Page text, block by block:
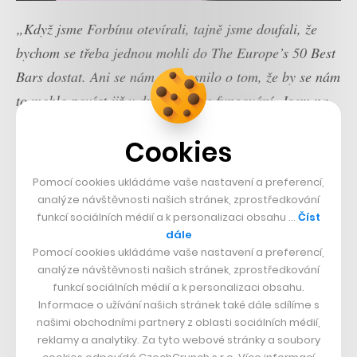
„Když jsme Forbínu otevírali, tajně jsme doufali, že
bychom se třeba jednou mohli do The Europe’s 50 Best
Bars dostat. Ani se nám ale nesnilo o tom, že by se nám
to mohlo povést již v druhém roce fungování. Jsem na
říká spolumajitel Forbíny
Oba podniky jsou v rámci Prahy dlouhodobě
Bartenders‘ Choice Awards.
Bratislavský Mirror Bar, za jehož úspěchem jsou
barmanští matadoři Stanislav Harciník a Peter Martina a
který se loniumístil i v originálním seznamu World’s
50 Best Bars(z českých podniků se do tohoto seznamu
dostal naposledy Hemingway Bar v roce 2014), bral v
Cookies
Pomocí cookies ukládáme vaše nastavení a preferencí,
analýze návštěvnosti našich stránek, zprostředkování
funkcí sociálních médií a k personalizaci obsahu … Číst
dále
Pomocí cookies ukládáme vaše nastavení a preferencí,
analýze návštěvnosti našich stránek, zprostředkování
funkcí sociálních médií a k personalizaci obsahu.
Informace o užívání našich stránek také dále sdílíme s
našimi obchodními partnery z oblasti sociálních médií,
reklamy a analytiky. Za tyto webové stránky a soubory